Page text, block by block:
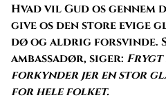
Hvad vil Gud os gennem
give os den store evige
dø og aldrig forsvinde.
ambassadør, siger: Frygt
forkynder jer en stor
for hele folket.